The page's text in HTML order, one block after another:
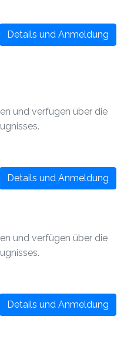
Details und Anmeldung
und verfügen über die
Details und Anmeldung
und verfügen über die
Details und Anmeldung